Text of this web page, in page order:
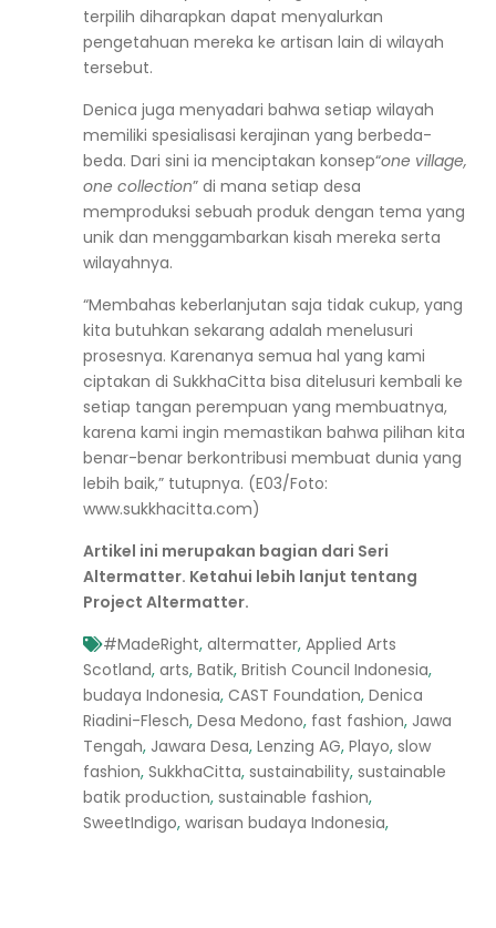
terpilih diharapkan dapat menyalurkan
pengetahuan mereka ke artisan lain di wilayah
tersebut.
Denica juga menyadari bahwa setiap wilayah
memiliki spesialisasi kerajinan yang berbeda-
beda. Dari sini ia menciptakan konsep“one village,
one collection” di mana setiap desa
memproduksi sebuah produk dengan tema yang
unik dan menggambarkan kisah mereka serta
wilayahnya.
“Membahas keberlanjutan saja tidak cukup, yang
kita butuhkan sekarang adalah menelusuri
prosesnya. Karenanya semua hal yang kami
ciptakan di SukkhaCitta bisa ditelusuri kembali ke
setiap tangan perempuan yang membuatnya,
karena kami ingin memastikan bahwa pilihan kita
benar-benar berkontribusi membuat dunia yang
lebih baik,” tutupnya. (E03/Foto:
www.sukkhacitta.com)
Artikel ini merupakan bagian dari Seri
Altermatter. Ketahui lebih lanjut tentang
Project Altermatter.
#MadeRight, altermatter, Applied Arts
Scotland, arts, Batik, British Council Indonesia,
budaya Indonesia, CAST Foundation, Denica
Riadini-Flesch, Desa Medono, fast fashion, Jawa
Tengah, Jawara Desa, Lenzing AG, Playo, slow
fashion, SukkhaCitta, sustainability, sustainable
batik production, sustainable fashion,
SweetIndigo, warisan budaya Indonesia,